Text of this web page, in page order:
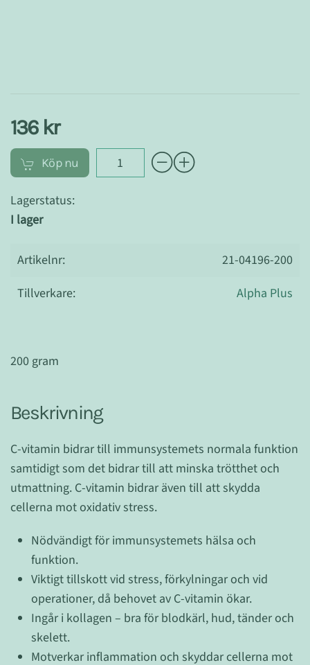
136 kr
Köp nu
Lagerstatus:
I lager
Artikelnr:
21-04196-200
Tillverkare:
Alpha Plus
200 gram
Beskrivning
C-vitamin bidrar till immunsystemets normala funktion
samtidigt som det bidrar till att minska trötthet och
utmattning. C-vitamin bidrar även till att skydda
cellerna mot oxidativ stress.
Nödvändigt för immunsystemets hälsa och
funktion.
Viktigt tillskott vid stress, förkylningar och vid
operationer, då behovet av C-vitamin ökar.
Ingår i kollagen – bra för blodkärl, hud, tänder och
skelett.
Motverkar inflammation och skyddar cellerna mot